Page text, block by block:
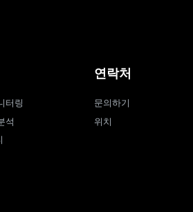
터링
석
연락처
문의하기
위치